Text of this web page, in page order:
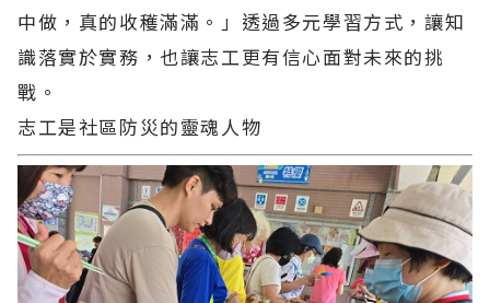
中做，真的收穫滿滿。」透過多元學習方式，讓知
識落實於實務，也讓志工更有信心面對未來的挑
戰。
志工是社區防災的靈魂人物